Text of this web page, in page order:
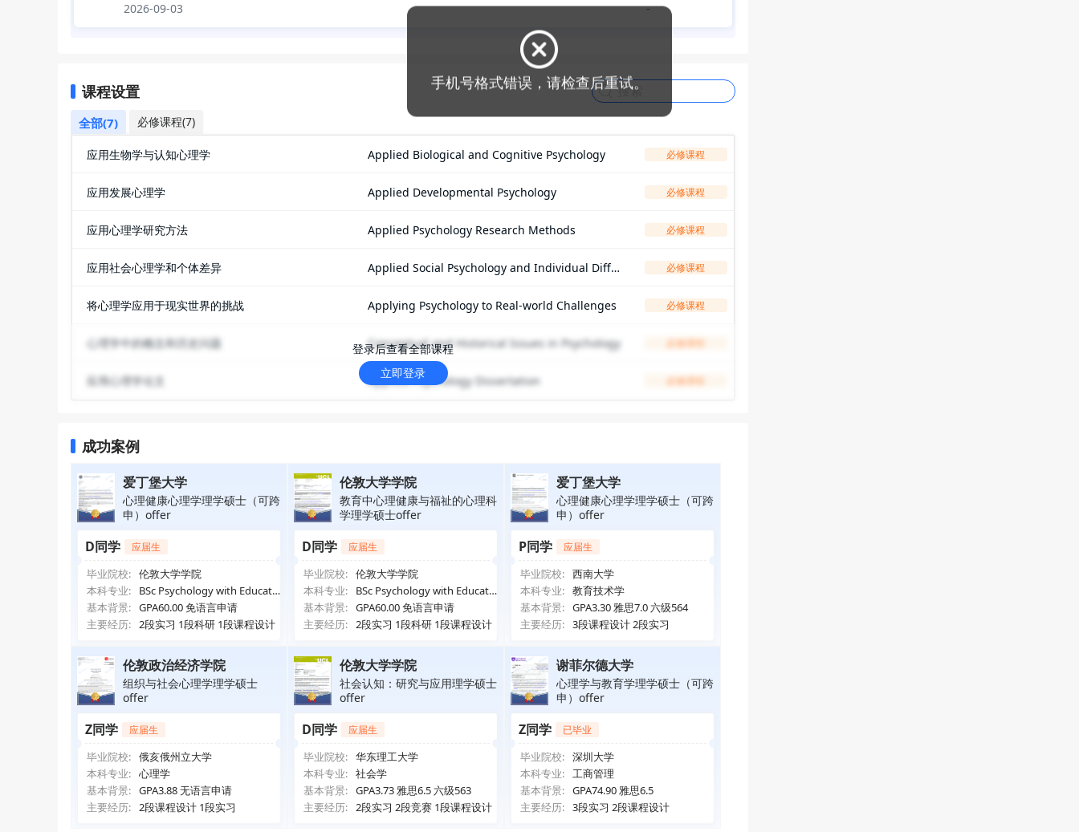
2026-09-03 -
课程设置
全部(7) 必修课程(7)
应用生物学与认知心理学 Applied Biological and Cognitive Psychology 必修课程
应用发展心理学 Applied Developmental Psychology 必修课程
应用心理学研究方法 Applied Psychology Research Methods 必修课程
应用社会心理学和个体差异 Applied Social Psychology and Individual Differ
ences
必修课程
将心理学应用于现实世界的挑战 Applying Psychology to Real-world Challenges 必修课程
心理学中的概念和历史问题 Conceptual and Historical Issues in Psychology 必修课程
应用心理学论文 Applied Psychology Dissertation 必修课程
登录后查看全部课程
立即登录
成功案例
爱丁堡大学
心理健康心理学理学硕士（可跨
申）offer
D同学 应届生
毕业院校: 伦敦大学学院
本科专业:
BSc Psychology with Educatio
n
基本背景: GPA60.00 免语言申请
主要经历: 2段实习 1段科研 1段课程设计
伦敦大学学院
教育中心理健康与福祉的心理科
学理学硕士offer
D同学 应届生
毕业院校: 伦敦大学学院
本科专业:
BSc Psychology with Educatio
n
基本背景: GPA60.00 免语言申请
主要经历: 2段实习 1段科研 1段课程设计
爱丁堡大学
心理健康心理学理学硕士（可跨
申）offer
P同学 应届生
毕业院校: 西南大学
本科专业: 教育技术学
基本背景:
GPA3.30 雅思7.0 六级564
主要经历: 3段课程设计 2段实习
伦敦政治经济学院
组织与社会心理学理学硕士
offer
Z同学 应届生
毕业院校: 俄亥俄州立大学
本科专业: 心理学
基本背景: GPA3.88 无语言申请
主要经历: 2段课程设计 1段实习
伦敦大学学院
社会认知：研究与应用理学硕士
offer
D同学 应届生
毕业院校: 华东理工大学
本科专业: 社会学
基本背景:
GPA3.73 雅思6.5 六级563
主要经历: 2段实习 2段竞赛 1段课程设计
谢菲尔德大学
心理学与教育学理学硕士（可跨
申）offer
Z同学 已毕业
毕业院校: 深圳大学
本科专业: 工商管理
基本背景: GPA74.90 雅思6.5
主要经历: 3段实习 2段课程设计